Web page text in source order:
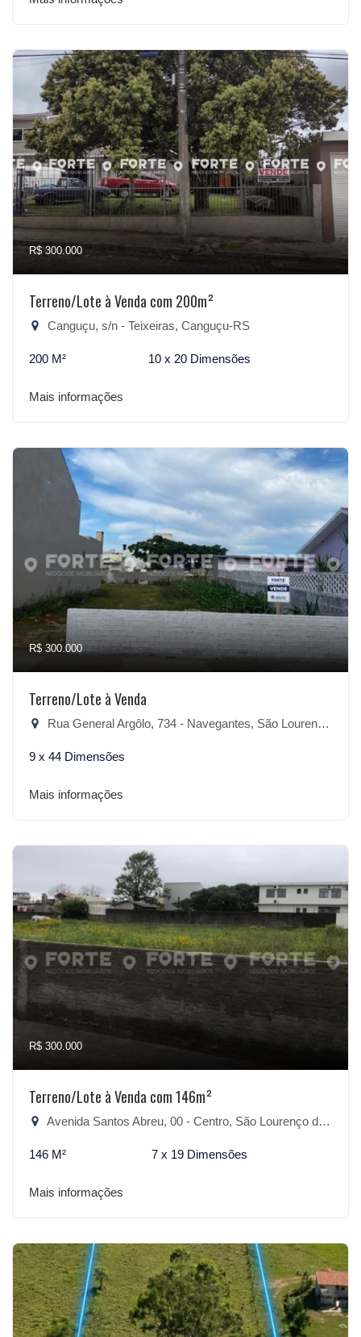
R$ 300.000
Terreno/Lote à Venda com 200m²
Canguçu, s/n - Teixeiras, Canguçu-RS
200 M² 10 x 20 Dimensões
Mais informações
R$ 300.000
Terreno/Lote à Venda
Rua General Argôlo, 734 - Navegantes, São Lourenço do Sul-RS
9 x 44 Dimensões
Mais informações
R$ 300.000
Terreno/Lote à Venda com 146m²
Avenida Santos Abreu, 00 - Centro, São Lourenço do Sul-RS
146 M² 7 x 19 Dimensões
Mais informações